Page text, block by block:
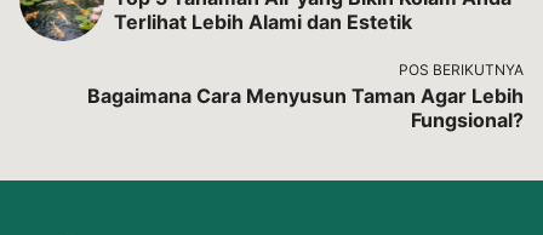
Terlihat Lebih Alami dan Estetik
POS BERIKUTNYA
Bagaimana Cara Menyusun Taman Agar Lebih
Fungsional?